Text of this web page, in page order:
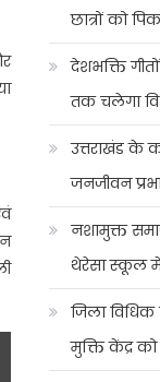
छात्रों को
देशभक्ति
तक चलेगा
उत्तराखंड के
जनजीवन
नशामुक्त
थेरेसा स्कूल
जिला
मुक्ति केंद्र